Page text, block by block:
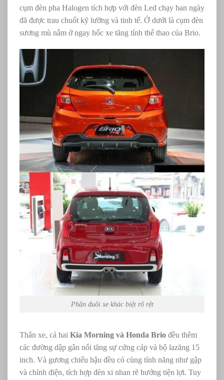
cụm đèn pha Halogen tích hợp với đèn Led chạy ban ngày
đã được trau chuốt kỹ lưỡng và tinh tế. Ở dưới là cụm đèn
sương mù nằm ở ngay hốc xe tăng tính thể thao của Brio.
Phần đuôi xe khác biệt rõ rệt
Thân xe, cả hai Kia Morning và Honda Brio đều thêm
các đường dập gân nổi tăng sự cứng cáp và bộ lazăng 15
inch. Và gương chiếu hậu đều có cùng tính năng như gập
và chỉnh điện, tích hợp đèn xi nhan rẽ hướng tiện lợi. Tuy